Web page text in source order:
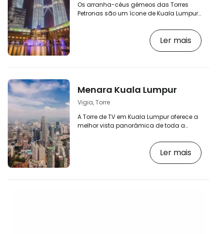
Os arranha-céus gémeos das Torres
Petronas são um ícone de Kuala Lumpur.
452 metros, altura que fez das Torres
Petronas os edifícios mais altos do
segundo edifício mais alto do mundo, o
Merdeka 118, com 679 metros. No total,
Ler mais
Menara Kuala Lumpur
Vigia, Torre
A Torre de TV em Kuala Lumpur oferece a
melhor vista panorâmica de toda a
centro da cidade e a altura só do último
andar é de 308 metros. A altura
reconhecida do edifício, incluindo as
Ler mais